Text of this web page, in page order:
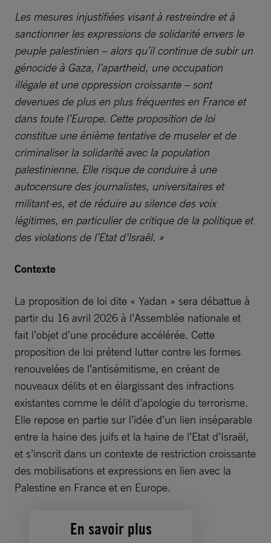
Les mesures injustifiées visant à restreindre et à
sanctionner les expressions de solidarité envers le
peuple palestinien – alors qu’il continue de subir un
génocide à Gaza, l’apartheid, une occupation
illégale et une oppression croissante – sont
devenues de plus en plus fréquentes en France et
dans toute l’Europe. Cette proposition de loi
constitue une énième tentative de museler et de
criminaliser la solidarité avec la population
palestinienne. Elle risque de conduire à une
autocensure des journalistes, universitaires et
militant·es, et de réduire au silence des voix
légitimes, en particulier de critique de la politique et
des violations de l’Etat d’Israël. »
Contexte
La proposition de loi dite « Yadan » sera débattue à
partir du 16 avril 2026 à l’Assemblée nationale et
fait l’objet d’une procédure accélérée. Cette
proposition de loi prétend lutter contre les formes
renouvelées de l’antisémitisme, en créant de
nouveaux délits et en élargissant des infractions
existantes comme le délit d’apologie du terrorisme.
Elle repose en partie sur l’idée d’un lien inséparable
entre la haine des juifs et la haine de l’Etat d’Israël,
et s’inscrit dans un contexte de restriction croissante
des mobilisations et expressions en lien avec la
Palestine en France et en Europe.
En savoir plus